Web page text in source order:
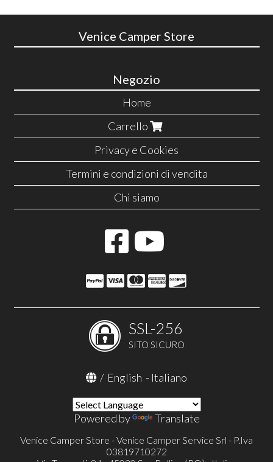
Venice Camper Store
Negozio
Home
Carrello
Privacy e Cookies
Termini e condizioni di vendita
Chi siamo
SSL-256
SITO SICURO
/ English - Italiano
Powered by Translate
Venice Camper Store - Venice Camper Service Srl - P.Iva
03819710272